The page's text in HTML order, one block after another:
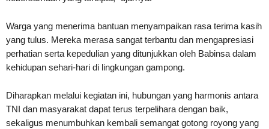
Warga yang menerima bantuan menyampaikan rasa terima kasih
yang tulus. Mereka merasa sangat terbantu dan mengapresiasi
perhatian serta kepedulian yang ditunjukkan oleh Babinsa dalam
kehidupan sehari-hari di lingkungan gampong.
Diharapkan melalui kegiatan ini, hubungan yang harmonis antara
TNI dan masyarakat dapat terus terpelihara dengan baik,
sekaligus menumbuhkan kembali semangat gotong royong yang